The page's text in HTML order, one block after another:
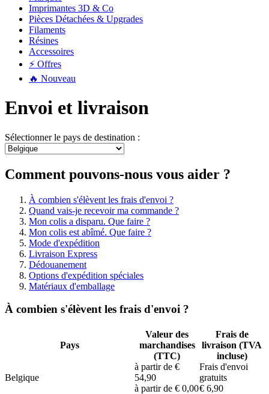
Imprimantes 3D & Co
Pièces Détachées & Upgrades
Filaments
Résines
Accessoires
⚡ Offres
🔥 Nouveau
Envoi et livraison
Sélectionner le pays de destination :
Comment pouvons-nous vous aider ?
À combien s'élèvent les frais d'envoi ?
Quand vais-je recevoir ma commande ?
Mon colis a disparu. Que faire ?
Mon colis est abîmé. Que faire ?
Mode d'expédition
Livraison Express
Dédouanement
Options d'expédition spéciales
Matériaux d'emballage
À combien s'élèvent les frais d'envoi ?
Pays
Valeur des
marchandises
(TTC)
Frais de
livraison (TVA
incluse)
Belgique
à partir de €
54,90
Frais d'envoi
gratuits
à partir de € 0,00€ 6,90